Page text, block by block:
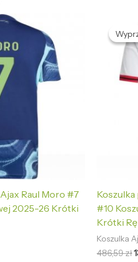
Raul Moro #7
2025-26 Krótki
zł.
Koszulka
#10
Krótki
Koszulka
486,59zł